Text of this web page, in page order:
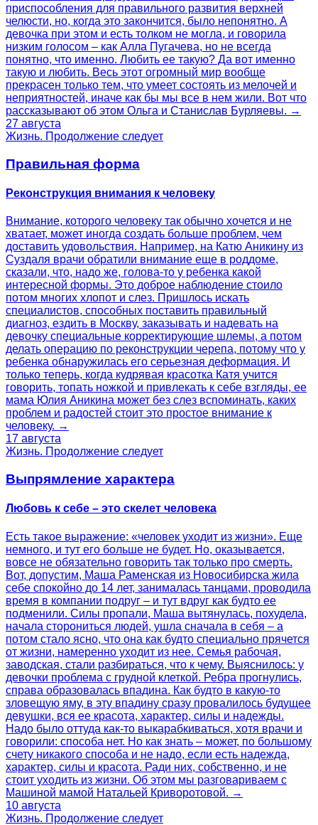
приспособления для правильного развития верхней
челюсти, но, когда это закончится, было непонятно. А
девочка при этом и есть толком не могла, и говорила
низким голосом – как Алла Пугачева, но не всегда
понятно, что именно. Любить ее такую? Да вот именно
такую и любить. Весь этот огромный мир вообще
прекрасен только тем, что умеет состоять из мелочей и
неприятностей, иначе как бы мы все в нем жили. Вот что
рассказывают об этом Ольга и Станислав Бурляевы. →
27 августа
Жизнь. Продолжение следует
Правильная форма
Реконструкция внимания к человеку
Внимание, которого человеку так обычно хочется и не
хватает, может иногда создать больше проблем, чем
доставить удовольствия. Например, на Катю Аникину из
Суздаля врачи обратили внимание еще в роддоме,
сказали, что, надо же, голова-то у ребенка какой
интересной формы. Это доброе наблюдение стоило
потом многих хлопот и слез. Пришлось искать
специалистов, способных поставить правильный
диагноз, ездить в Москву, заказывать и надевать на
девочку специальные корректирующие шлемы, а потом
делать операцию по реконструкции черепа, потому что у
ребенка обнаружилась его серьезная деформация. И
только теперь, когда кудрявая красотка Катя учится
говорить, топать ножкой и привлекать к себе взгляды, ее
мама Юлия Аникина может без слез вспоминать, каких
проблем и радостей стоит это простое внимание к
человеку. →
17 августа
Жизнь. Продолжение следует
Выпрямление характера
Любовь к себе – это скелет человека
Есть такое выражение: «человек уходит из жизни». Еще
немного, и тут его больше не будет. Но, оказывается,
вовсе не обязательно говорить так только про смерть.
Вот, допустим, Маша Раменская из Новосибирска жила
себе спокойно до 14 лет, занималась танцами, проводила
время в компании подруг – и тут вдруг как будто ее
подменили. Силы пропали, Маша вытянулась, похудела,
начала сторониться людей, ушла сначала в себя – а
потом стало ясно, что она как будто специально прячется
от жизни, намеренно уходит из нее. Семья рабочая,
заводская, стали разбираться, что к чему. Выяснилось: у
девочки проблема с грудной клеткой. Ребра прогнулись,
справа образовалась впадина. Как будто в какую-то
зловещую яму, в эту впадину сразу провалилось будущее
девушки, вся ее красота, характер, силы и надежды.
Надо было оттуда как-то выкарабкиваться, хотя врачи и
говорили: способа нет. Но как знать – может, по большому
счету никакого способа и не надо, если есть надежда,
характер, силы и красота. Ради них, собственно, и не
стоит уходить из жизни. Об этом мы разговариваем с
Машиной мамой Натальей Криворотовой. →
10 августа
Жизнь. Продолжение следует